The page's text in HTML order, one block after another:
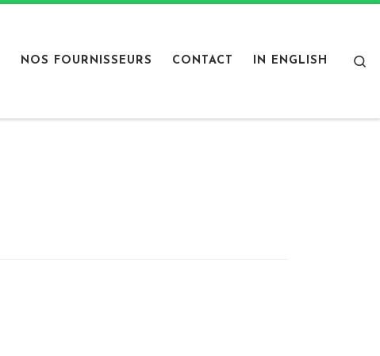
NOS FOURNISSEURS CONTACT IN ENGLISH